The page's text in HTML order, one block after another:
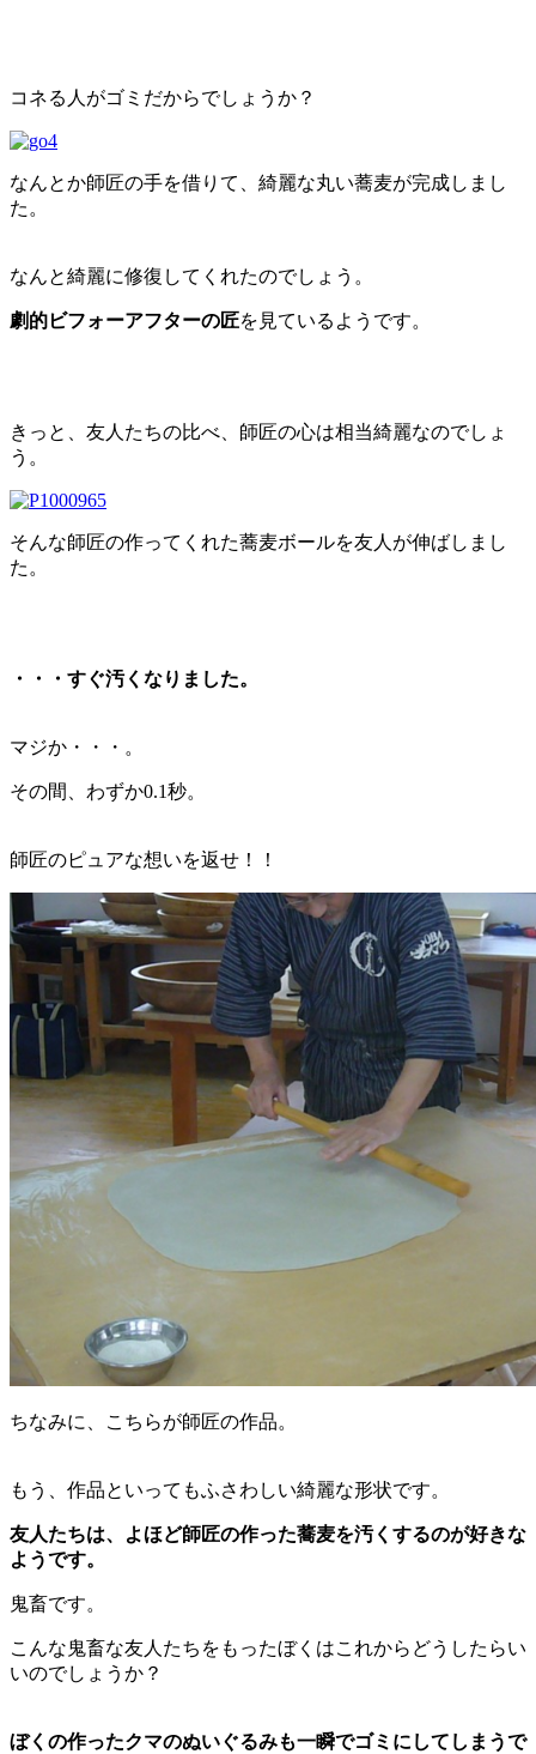
コネる人がゴミだからでしょうか？
なんとか師匠の手を借りて、綺麗な丸い蕎麦が完成しまし
た。
なんと綺麗に修復してくれたのでしょう。
劇的ビフォーアフターの匠を見ているようです。
きっと、友人たちの比べ、師匠の心は相当綺麗なのでしょ
う。
そんな師匠の作ってくれた蕎麦ボールを友人が伸ばしまし
た。
・・・すぐ汚くなりました。
マジか・・・。
その間、わずか0.1秒。
師匠のピュアな想いを返せ！！
ちなみに、こちらが師匠の作品。
もう、作品といってもふさわしい綺麗な形状です。
友人たちは、よほど師匠の作った蕎麦を汚くするのが好きな
ようです。
鬼畜です。
こんな鬼畜な友人たちをもったぼくはこれからどうしたらい
いのでしょうか？
ぼくの作ったクマのぬいぐるみも一瞬でゴミにしてしまうで